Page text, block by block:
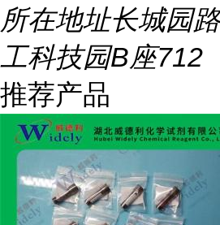
所在地址长城园
工科技园B座712
推荐产品